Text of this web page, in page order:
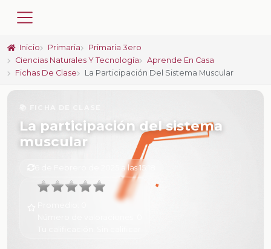
Inicio Primaria
Primaria 3ero
Ciencias Naturales Y Tecnología
Aprende En Casa
Fichas De Clase
La Participación Del Sistema Muscular
La participación del sistema
muscular
6 de Febrero de 2025 a las 15:18